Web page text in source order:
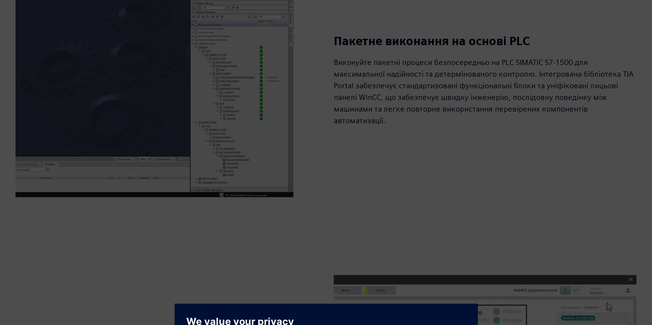
Пакетне виконання на основі PLC
Виконуйте пакетні процеси безпосередньо на PLC SIMATIC S7-1500 для
максимальної надійності та детермінованого контролю. Інтегрована бібліотека TIA
Portal забезпечує стандартизовані функціональні блоки та уніфіковані лицьові
панелі WinCC, що забезпечує швидку інженерію, послідовну поведінку між
машинами та легке повторне використання перевірених компонентів
автоматизації.